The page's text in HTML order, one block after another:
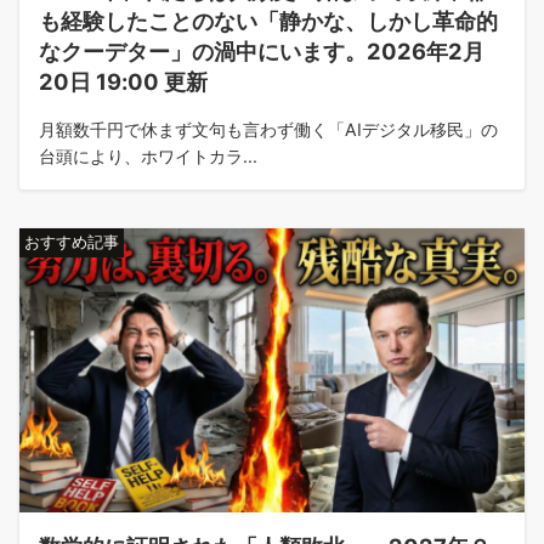
も経験したことのない「静かな、しかし革命的
なクーデター」の渦中にいます。2026年2月
20日 19:00 更新
月額数千円で休まず文句も言わず働く「AIデジタル移民」の
台頭により、ホワイトカラ...
おすすめ記事